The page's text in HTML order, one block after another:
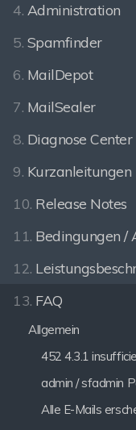
4. Administration
5. Spamfinder
6. MailDepot
7. MailSealer
8. Diagnose Center
9. Kurzanleitungen
10. Release Notes
11. Bedingungen /
12.
13. FAQ
Allgemein